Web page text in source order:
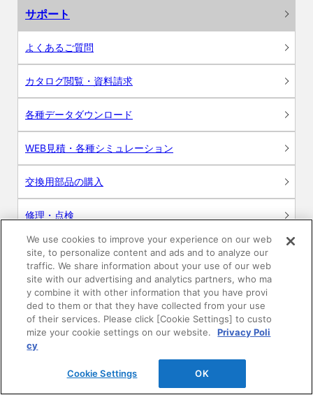
サポート
よくあるご質問
カタログ閲覧・資料請求
各種データダウンロード
WEB見積・各種シミュレーション
交換用部品の購入
修理・点検
お問い合わせ
ログイン
建築・設計関係者様向けサイト
ユーザー登録サービス
WEB見積システム
We use cookies to improve your experience on our web
site, to personalize content and ads and to analyze our
traffic. We share information about your use of our web
site with our advertising and analytics partners, who ma
y combine it with other information that you have provi
ded to them or that they have collected from your use
of their services. Please click [Cookie Settings] to custo
mize your cookie settings on our website.
Privacy Poli
cy
Cookie Settings OK